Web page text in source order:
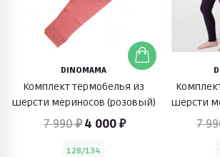
DINOMAMA
Комплект термобелья из
шерсти мериносов (розовый)
7 990 ₽ 4 000 ₽
128/134
шерсти
7